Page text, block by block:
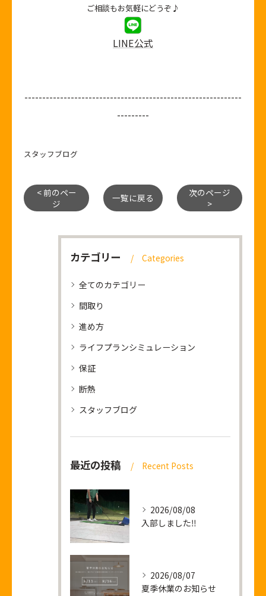
ご相談もお気軽にどうぞ♪
LINE公式
-------------------------------------------------------------
---------
スタッフブログ
< 前のペー
ジ
一覧に戻る
次のページ
>
カテゴリー Categories
全てのカテゴリー
間取り
進め方
ライフプランシミュレーション
保証
断熱
スタッフブログ
最近の投稿 Recent Posts
2026/08/08
入部しました‼
2026/08/07
夏季休業のお知らせ